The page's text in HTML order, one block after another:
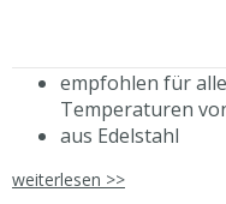
empfohlen für
Temperaturen
aus Edelstahl
vielseitige
weiterlesen >>